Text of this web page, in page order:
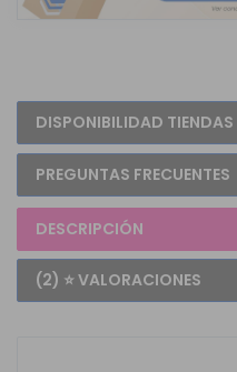
DISPONIBILIDAD TIENDAS
PREGUNTAS FRECUENTES
DESCRIPCIÓN
(2) ⭐ VALORACIONES